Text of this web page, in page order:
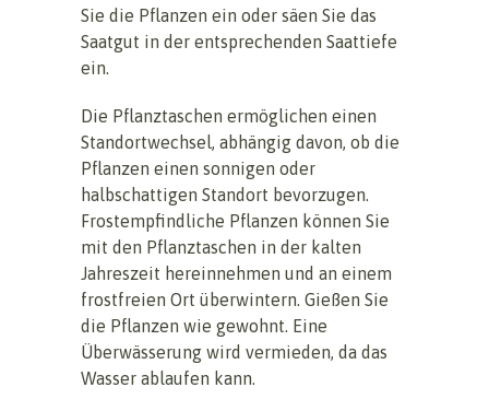
Sie die Pflanzen ein oder säen Sie das
Saatgut in der entsprechenden Saattiefe
ein.
Die Pflanztaschen ermöglichen einen
Standortwechsel, abhängig davon, ob die
Pflanzen einen sonnigen oder
halbschattigen Standort bevorzugen.
Frostempfindliche Pflanzen können Sie
mit den Pflanztaschen in der kalten
Jahreszeit hereinnehmen und an einem
frostfreien Ort überwintern. Gießen Sie
die Pflanzen wie gewohnt. Eine
Überwässerung wird vermieden, da das
Wasser ablaufen kann.